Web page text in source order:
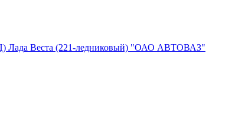
Лада Веста (221-ледниковый) "ОАО АВТОВАЗ"